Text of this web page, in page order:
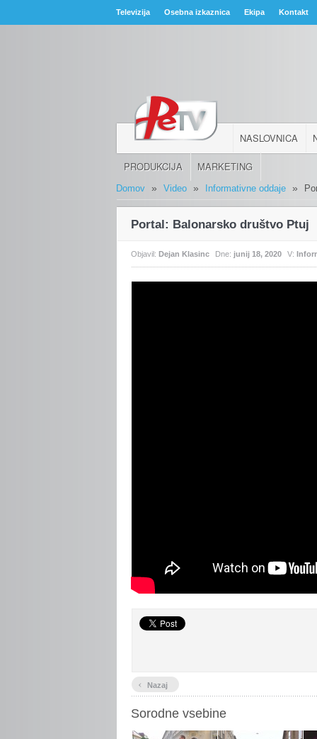
Televizija Osebna izkaznica Ekipa Kontakt
NASLOVNICA
PRODUKCIJA MARKETING
Domov » Video » Informativne oddaje »
Portal: Balonarsko društvo Ptuj
Objavil:Dejan Klasinc Dne: junij 18, 2020 V:
‹ Nazaj
Sorodne vsebine